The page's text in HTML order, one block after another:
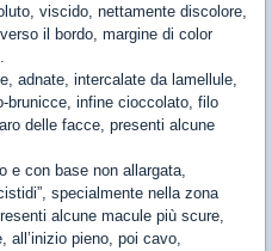
viscido, nettamente discolore,
il bordo, margine di color
adnate, intercalate da lamellule,
brunicce, infine cioccolato, filo
delle facce, presenti alcune
e con base non allargata,
specialmente nella zona
alcune macule più scure,
all’inizio pieno, poi cavo,